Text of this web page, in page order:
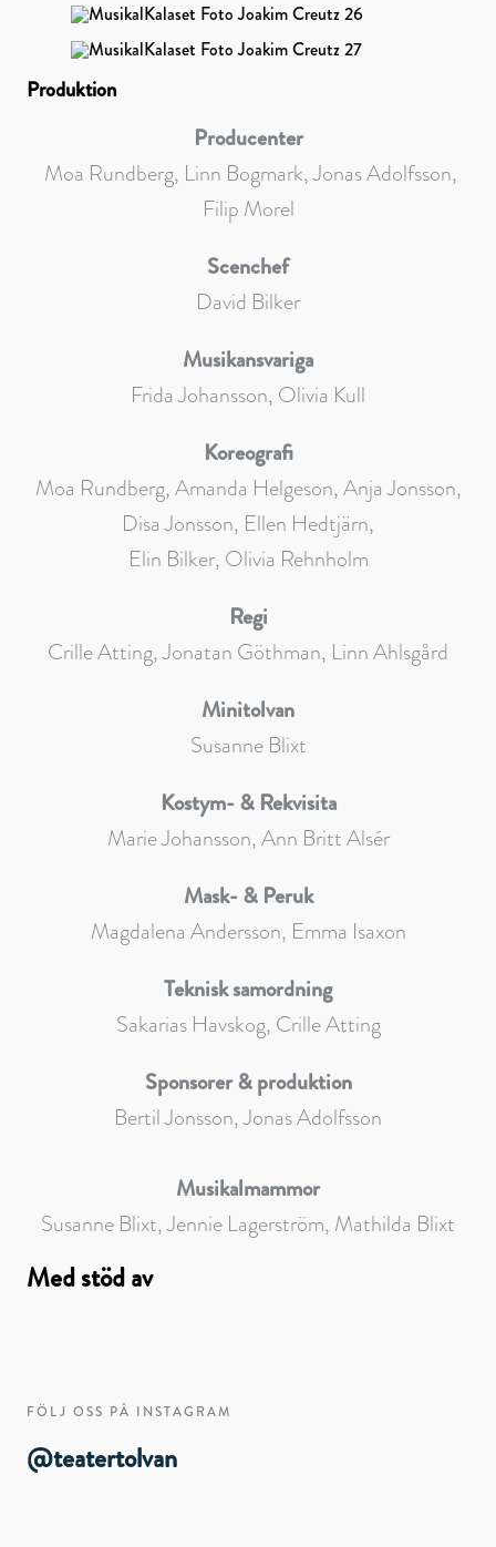
Produktion
Producenter
Moa Rundberg, Linn Bogmark, Jonas Adolfsson,
Filip Morel
Scenchef
David Bilker
Musikansvariga
Frida Johansson, Olivia Kull
Koreografi
Moa Rundberg, Amanda Helgeson, Anja Jonsson,
Disa Jonsson, Ellen Hedtjärn,
Elin Bilker, Olivia Rehnholm
Regi
Crille Atting, Jonatan Göthman, Linn Ahlsgård
Minitolvan
Susanne Blixt
Kostym- & Rekvisita
Marie Johansson, Ann Britt Alsér
Mask- & Peruk
Magdalena Andersson, Emma Isaxon
Teknisk samordning
Sakarias Havskog, Crille Atting
Sponsorer & produktion
Bertil Jonsson, Jonas Adolfsson
Musikalmammor
Susanne Blixt, Jennie Lagerström, Mathilda Blixt
Med stöd av
FÖLJ OSS PÅ INSTAGRAM
@teatertolvan